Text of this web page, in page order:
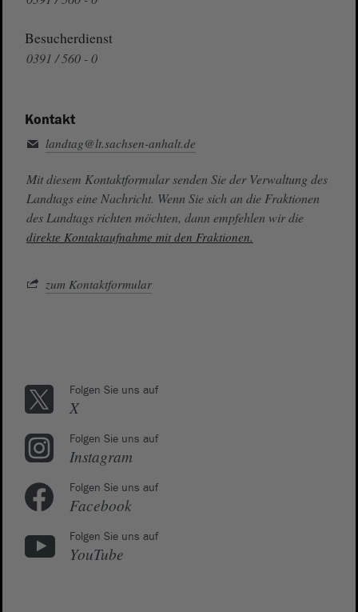
Besucherdienst
0391 / 560 - 0
Kontakt
landtag@lt.sachsen-anhalt.de
Mit diesem Kontaktformular senden Sie der Verwaltung des
Landtags eine Nachricht. Wenn Sie sich an die Fraktionen
des Landtags richten möchten, dann empfehlen wir die
direkte Kontaktaufnahme mit den Fraktionen.
zum Kontaktformular
Folgen Sie uns auf
X
Folgen Sie uns auf
Instagram
Folgen Sie uns auf
Facebook
Folgen Sie uns auf
YouTube